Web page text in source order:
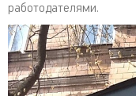
работодателями.